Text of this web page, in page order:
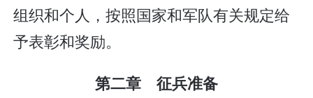
组织和个人，按照国家和军队有关规定给
予表彰和奖励。
第二章 征兵准备